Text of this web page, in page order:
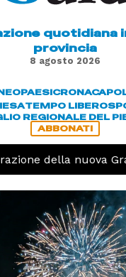
quotidiana
provincia
8 agosto 2026
PAESICRONACA
TEMPO LIBERO
REGIONALE DEL
ABBONATI
nuova Granda Volley